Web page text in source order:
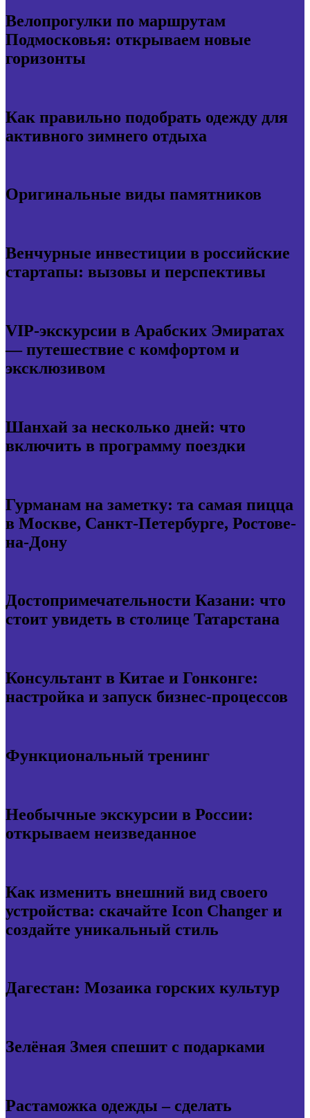
Велопрогулки по маршрутам
Подмосковья: открываем новые
горизонты
Как правильно подобрать одежду для
активного зимнего отдыха
Оригинальные виды памятников
Венчурные инвестиции в российские
стартапы: вызовы и перспективы
VIP-экскурсии в Арабских Эмиратах
— путешествие с комфортом и
эксклюзивом
Шанхай за несколько дней: что
включить в программу поездки
Гурманам на заметку: та самая пицца
в Москве, Санкт-Петербурге, Ростове-
на-Дону
Достопримечательности Казани: что
стоит увидеть в столице Татарстана
Консультант в Китае и Гонконге:
настройка и запуск бизнес-процессов
Функциональный тренинг
Необычные экскурсии в России:
открываем неизведанное
Как изменить внешний вид своего
устройства: скачайте Icon Changer и
создайте уникальный стиль
Дагестан: Мозаика горских культур
Зелёная Змея спешит с подарками
Растаможка одежды – сделать